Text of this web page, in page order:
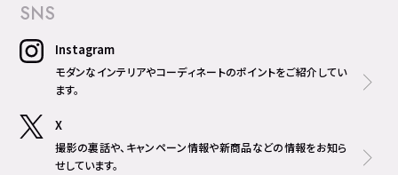
SNS
Instagram
モダンなインテリアやコーディネートのポイントをご紹介してい
ます。
X
撮影の裏話や、キャンペーン情報や新商品などの情報をお知ら
せしています。